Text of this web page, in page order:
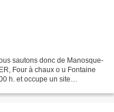
sautons donc de Manosque-
Four à chaux o u Fontaine
h. et occupe un site